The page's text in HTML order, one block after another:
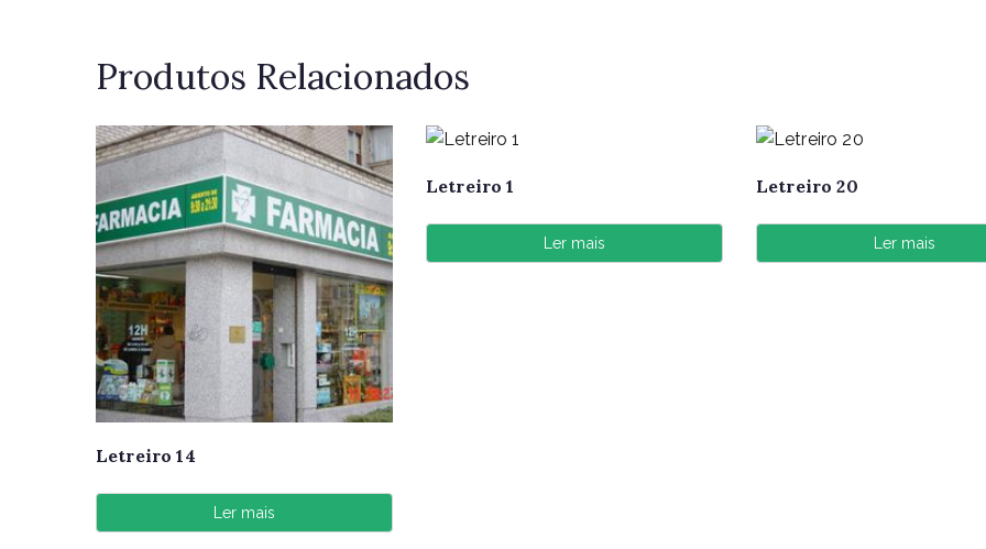
Produtos Relacionados
Letreiro 14
Ler mais
Letreiro 1
Ler mais
Letreiro 20
Ler mais